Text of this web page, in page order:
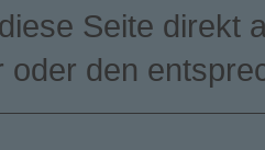
WIE
NUR
ZU
DIE
Seite direkt
oder den